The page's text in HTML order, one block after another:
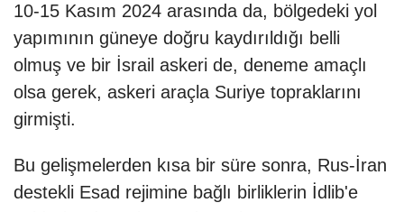
10-15 Kasım 2024 arasında da, bölgedeki yol
yapımının güneye doğru kaydırıldığı belli
olmuş ve bir İsrail askeri de, deneme amaçlı
olsa gerek, askeri araçla Suriye topraklarını
girmişti.
Bu gelişmelerden kısa bir süre sonra, Rus-İran
destekli Esad rejimine bağlı birliklerin İdlib'e